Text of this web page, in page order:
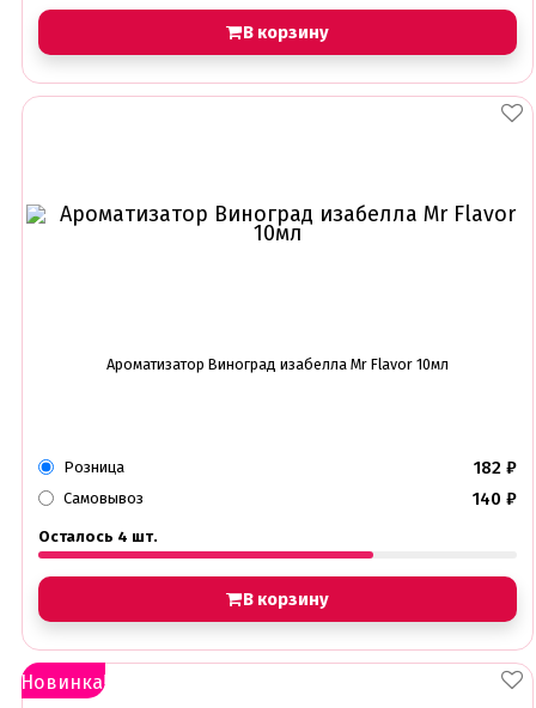
В корзину
Ароматизатор Виноград изабелла Mr Flavor 10мл
Розница 182 ₽
Самовывоз 140 ₽
Осталось 4 шт.
В корзину
Новинка!